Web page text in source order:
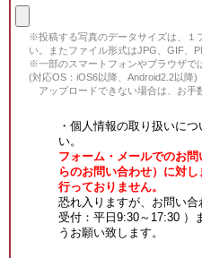
※投稿する写真のデータサイズは、１
い。またファイル形式はJPG、GIF、
※一部のスマートフォンやブラウザで
(対応OS：iOS6以降、Android2.2以降)
アップロードできない場合は、お手
・個人情報の取り扱いにつ
い。
フォーム・メールでのお
らのお問い合わせ）に対
行っておりません。
恐れ入りますが、お問い
受付：平日9:30～17:30 ）
うお願い致します。